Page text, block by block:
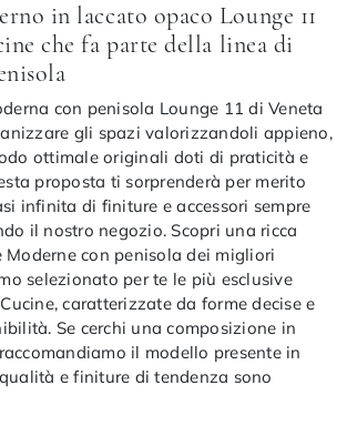
in laccato opaco Lounge 11
che fa parte della linea di
con penisola Lounge 11 di Veneta
gli spazi valorizzandoli appieno,
ottimale originali doti di praticità e
proposta ti sorprenderà per merito
infinita di finiture e accessori sempre
il nostro negozio. Scopri una ricca
Moderne con penisola dei migliori
selezionato per te le più esclusive
caratterizzate da forme decise e
Se cerchi una composizione in
il modello presente in
e finiture di tendenza sono